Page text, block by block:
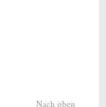
Nach oben